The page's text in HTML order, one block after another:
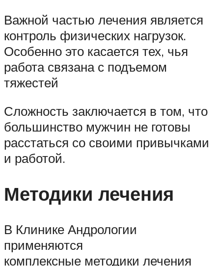
Важной частью лечения является
контроль физических нагрузок.
Особенно это касается тех, чья
работа связана с подъемом
тяжестей
Сложность заключается в том, что
большинство мужчин не готовы
расстаться со своими привычками
и работой.
Методики лечения
В Клинике Андрологии
применяются
комплексные методики лечения